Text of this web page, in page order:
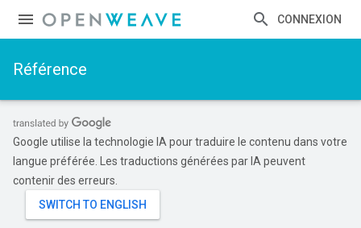
CONNEXION
Référence
Google utilise la technologie IA pour traduire le contenu dans votre
langue préférée. Les traductions générées par IA peuvent
contenir des erreurs.